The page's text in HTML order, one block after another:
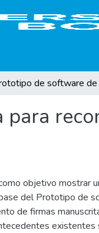
objetivo mostrar
del Prototipo de
de firmas
existentes